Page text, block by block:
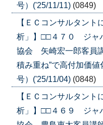
号）('25/11/11) (0849)
【ＥＣコンサルタント
析」】□□４７０ ジャ
協会 矢崎宏一郎客員
積み重ね”で高付加価
号）('25/11/04) (0848)
【ＥＣコンサルタント
析」】□□４６９ ジャ